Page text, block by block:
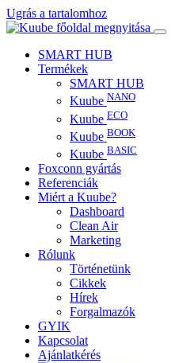
Ugrás a tartalomhoz
SMART HUB
Termékek
SMART HUB
Kuube NANO
Kuube ECO
Kuube BOOK
Kuube BASIC
Foxconn gyártás
Referenciák
Miért a Kuube?
Dashboard
Clean Air
Marketing
Rólunk
Történetünk
Cikkek
Hírek
Forgalmazók
GYIK
Kapcsolat
Ajánlatkérés